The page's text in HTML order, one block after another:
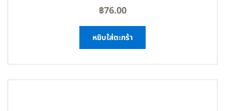
฿76.00
หยิบใส่ตะกร้า